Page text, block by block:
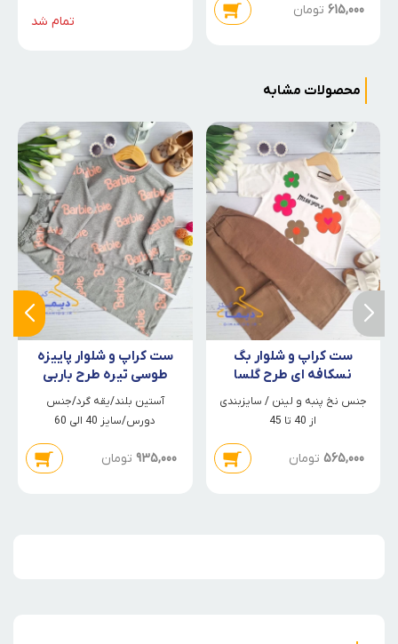
615,000 تومان
تمام شد
محصولات مشابه
ست کراپ و شلوار بگ
نسکافه ای طرح گلسا
جنس نخ پنبه و لینن / سایزبندی
از 40 تا 45
565,000 تومان
ست کراپ و شلوار پاییزه
طوسی تیره طرح باربی
آستین بلند/یقه گرد/جنس
دورس/سایز 40 الی 60
935,000 تومان